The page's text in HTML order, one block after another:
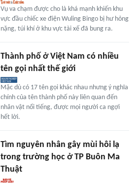
Vụ va chạm được cho là khá mạnh khiến khu
vực đầu chiếc xe điện Wuling Bingo bị hư hỏng
nặng, túi khí ở khu vực tài xế đã bung ra.
Thành phố ở Việt Nam có nhiều
tên gọi nhất thế giới
Mặc dù có 17 tên gọi khác nhau nhưng ý nghĩa
chính của tên thành phố này liên quan đến
nhân vật nổi tiếng, được mọi người ca ngợi
hết lời.
Tìm nguyên nhân gây mùi hôi lạ
trong trường học ở TP Buôn Ma
Thuật